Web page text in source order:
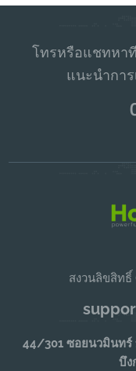
โทรหรือแชทหา
แนะนำกา
สงวนลิขสิทธิ์
44/301 ซอยนวมินทร์
บึง